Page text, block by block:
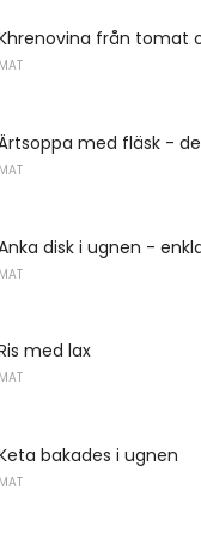
från tomat
MAT
med fläsk -
MAT
disk i ugnen -
MAT
med lax
MAT
bakades i ugnen
MAT